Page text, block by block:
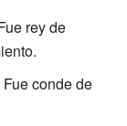
rey de
conde de